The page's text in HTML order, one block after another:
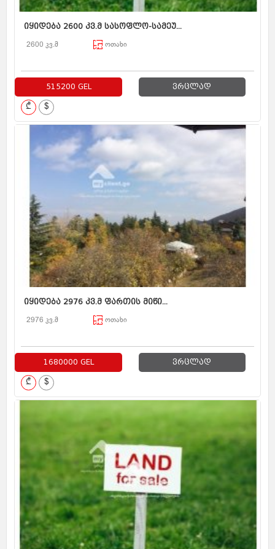
იყიდება 2600 კვ.მ სასოფლო-სამეუ...
2600 კვ.მ ოთახი
515200 GEL ვრცლად
₾ $
იყიდება 2976 კვ.მ ფართის მიწი...
2976 კვ.მ ოთახი
1680000 GEL ვრცლად
₾ $